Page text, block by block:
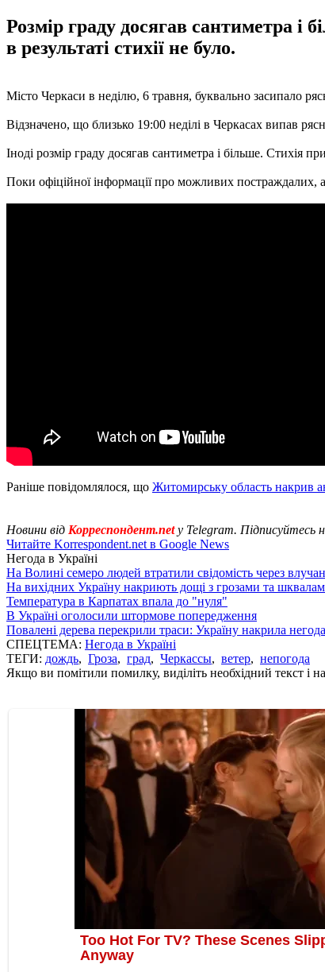
Розмір граду досягав сантиметра
в результаті стихії не було.
Місто Черкаси в неділю, 6 травня, буквально засипало
Відзначено, що близько 19:00 неділі в Черкасах випав
Іноді розмір граду досягав сантиметра і більше. Стихія
Поки офіційної інформації про можливих постраждалих,
Раніше повідомлялося, що Житомирську область накрив
Новини від Корреспондент.netу Telegram. Підписуйтесь
Читайте Korrespondent.net в Google News
Негода в Україні
На Волині семеро людей втратили свідомість через
На вихідних Україну накриють дощі з грозами та
Температура в Карпатах впала до "нуля"
В Україні оголосили штормове попередження
Повалені дерева перекрили траси: Україну накрила негода
СПЕЦТЕМА: Негода в Україні
ТЕГИ: дождь, Гроза, град, Черкассы, ветер, непогода
Якщо ви помітили помилку, виділіть необхідний текст і